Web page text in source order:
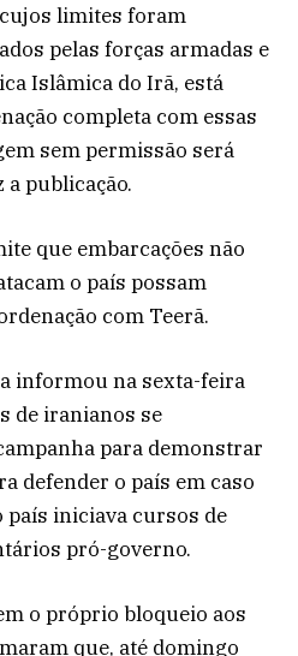
limites foram
pelas forças armadas e
Islâmica do Irã, está
completa com essas
sem permissão será
a publicação.
que embarcações não
o país possam
com Teerã.
informou na sexta-feira
de iranianos se
para demonstrar
defender o país em caso
país iniciava cursos de
pró-governo.
o próprio bloqueio aos
que, até domingo